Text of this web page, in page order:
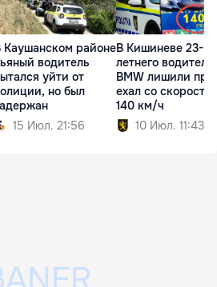
Каушанском районе
водитель
уйти от
но был
15 Июл. 21:56
В Кишиневе 23-
летнего водителя
BMW лишили
ехал со
140 км/ч
10 Июл. 11:43